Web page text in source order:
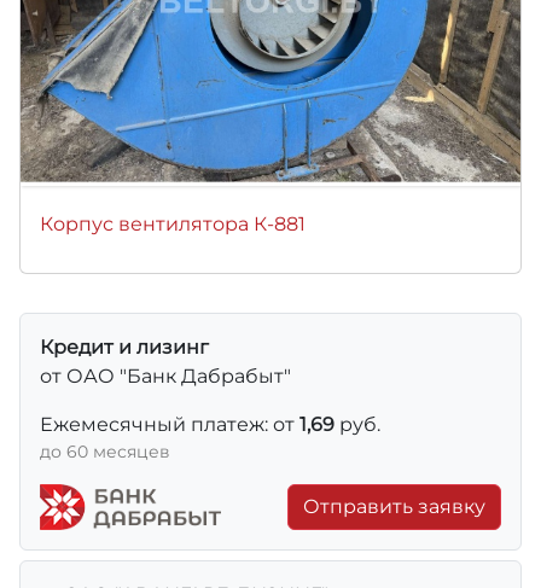
Корпус вентилятора К-881
Кредит и лизинг
от ОАО "Банк Дабрабыт"
Ежемесячный платеж: от 1,69 руб.
до 60 месяцев
Отправить заявку